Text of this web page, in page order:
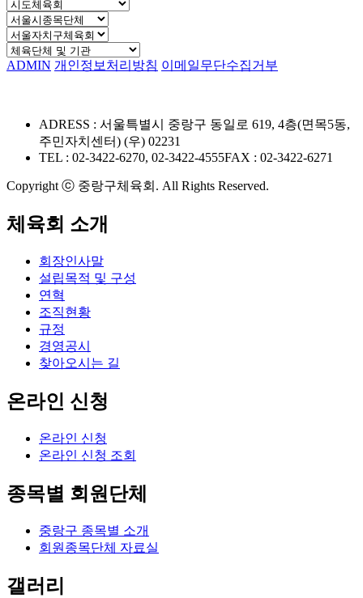
ADMIN 개인정보처리방침 이메일무단수집거부
ADRESS : 서울특별시 중랑구 동일로 619, 4층(면목5동,
주민자치센터) (우) 02231
TEL : 02-3422-6270, 02-3422-4555FAX : 02-3422-6271
Copyright ⓒ 중랑구체육회. All Rights Reserved.
체육회 소개
회장인사말
설립목적 및 구성
연혁
조직현황
규정
경영공시
찾아오시는 길
온라인 신청
온라인 신청
온라인 신청 조회
종목별 회원단체
중랑구 종목별 소개
회원종목단체 자료실
갤러리